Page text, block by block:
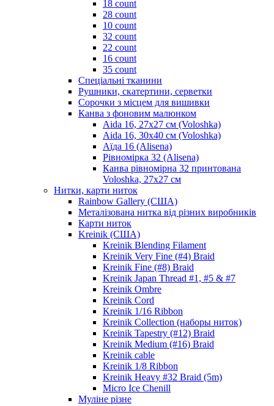
18 count
28 count
10 count
32 count
22 count
16 count
35 count
Спеціальні тканини
Рушники, скатертини, серветки
Сорочки з місцем для вишивки
Канва з фоновим малюнком
Aida 16, 27х27 см (Voloshka)
Aida 16, 30х40 см (Voloshka)
Аїда 16 (Alisena)
Рівномірка 32 (Alisena)
Канва рівномірна 32 принтована
Voloshka, 27х27 см
Нитки, карти ниток
Rainbow Gallery (США)
Металізована нитка від різних виробників
Карти ниток
Kreinik (США)
Kreinik Blending Filament
Kreinik Very Fine (#4) Braid
Kreinik Fine (#8) Braid
Kreinik Japan Thread #1, #5 & #7
Kreinik Ombre
Kreinik Cord
Kreinik 1/16 Ribbon
Kreinik Collection (наборы ниток)
Kreinik Tapestry (#12) Braid
Kreinik Medium (#16) Braid
Kreinik cable
Kreinik 1/8 Ribbon
Kreinik Heavy #32 Braid (5m)
Micro Ice Chenill
Муліне різне